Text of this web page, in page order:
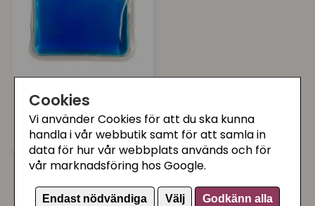
Cookies
Vi använder Cookies för att du ska kunna
handla i vår webbutik samt för att samla in
data för hur vår webbplats används och för
vår marknadsföring hos Google.
Endast nödvändiga Välj Godkänn alla
en kattvakt om ni reser bort. Enligt jordbruksverkets
regler måste en katt ha tillsyn minst 2 gånger per
dygn!
refillprodukt kylpåse
35 kr Köp
Du kanske också gillar